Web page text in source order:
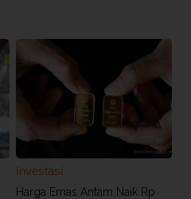
Investasi
Harga Emas Antam Naik Rp